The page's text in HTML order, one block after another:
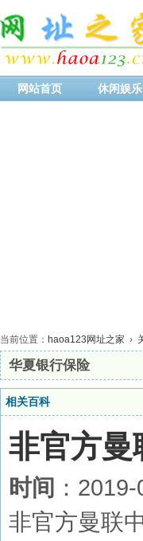
网站首页 休闲娱乐
当前位置： haoa123网址之家 ›
华夏银行保险
相关百科
非官方曼
时间 ：
非官方曼联